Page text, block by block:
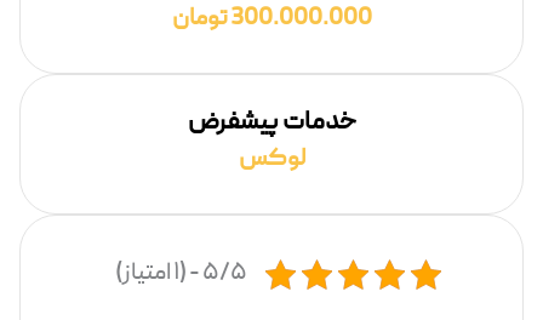
300.000.000 تومان
خدمات پیشفرض
لوکس
۵/۵ - (۱ امتیاز)